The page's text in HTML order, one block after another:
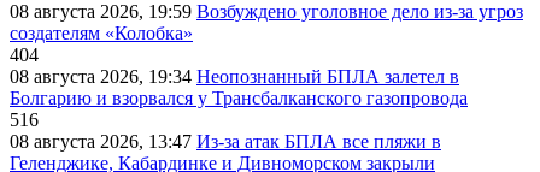
08 августа 2026, 19:59 Возбуждено уголовное дело из-за угроз
создателям «Колобка»
404
08 августа 2026, 19:34 Неопознанный БПЛА залетел в
Болгарию и взорвался у Трансбалканского газопровода
516
08 августа 2026, 13:47 Из-за атак БПЛА все пляжи в
Геленджике, Кабардинке и Дивноморском закрыли